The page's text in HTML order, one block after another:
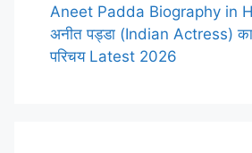
Aneet Padda Biography in
अनीत पड्डा (Indian Actress)
परिचय Latest 2026